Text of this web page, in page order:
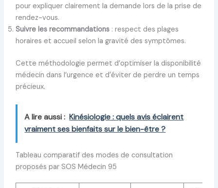
pour expliquer clairement la demande lors de la prise de
rendez-vous.
Suivre les recommandations: respect des plages
horaires et accueil selon la gravité des symptômes.
Cette méthodologie permet d’optimiser la disponibilité
médecin dans l’urgence et d’éviter de perdre un temps
précieux.
A lire aussi : Kinésiologie : quels avis éclairent
vraiment ses bienfaits sur le bien-être ?
Tableau comparatif des modes de consultation
proposés par SOS Médecin 95